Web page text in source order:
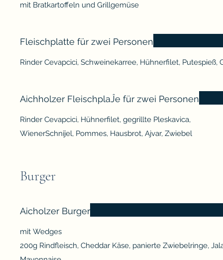
mit Bratkartoffeln und Grillgemüse
Fleischplatte für zwei Personen
Rinder Cevapcici, Schweinekarree, Hühnerfilet, Putespieß,
Aichholzer FleischplaĴe für zwei Personen
Rinder Cevapcici, Hühnerfilet, gegrillte Pleskavica,
WienerSchniĵel, Pommes, Hausbrot, Ajvar, Zwiebel
Burger
Aicholzer Burger
mit Wedges
200g Rindfleisch, Cheddar Käse, panierte Zwiebelringe,